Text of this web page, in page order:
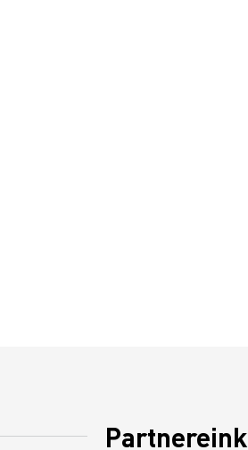
Partnereink